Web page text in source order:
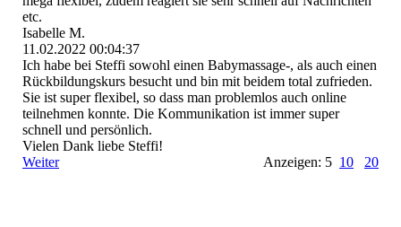
etc.
Isabelle M.
11.02.2022 00:04:37
Ich habe bei Steffi sowohl einen Babymassage-, als auch einen
Rückbildungskurs besucht und bin mit beidem total zufrieden.
Sie ist super flexibel, so dass man problemlos auch online
teilnehmen konnte. Die Kommunikation ist immer super
schnell und persönlich.
Vielen Dank liebe Steffi!
Weiter
Anzeigen: 5 10 20